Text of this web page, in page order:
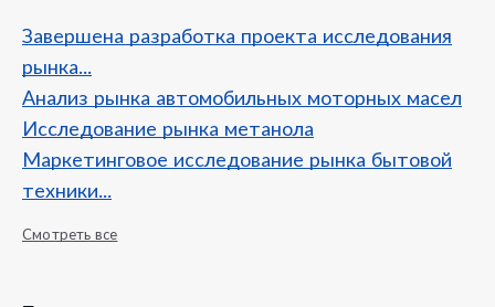
Завершена разработка проекта исследования
рынка...
Анализ рынка автомобильных моторных масел
Исследование рынка метанола
Маркетинговое исследование рынка бытовой
техники...
Смотреть все